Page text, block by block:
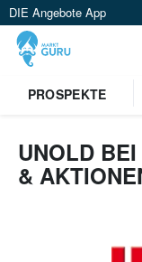
DIE Angebote App
PROSPEKTE
UNOLD
&